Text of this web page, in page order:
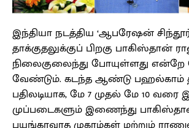
இந்தியா நடத்திய ‘ஆபரேஷன்
தாக்குதலுக்குப் பிறகு பாகிஸ்தான்
நிலைகுலைந்து போயுள்ளது
வேண்டும். கடந்த ஆண்டு பஹல்காம்
பதிலடியாக, மே 7 முதல் மே 10 வரை
முப்படைகளும் இணைந்து